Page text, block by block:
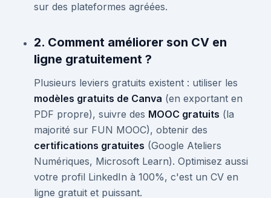
sur des plateformes agréées.
2. Comment améliorer son CV en
ligne gratuitement ?
Plusieurs leviers gratuits existent : utiliser les
modèles gratuits de Canva (en exportant en
PDF propre), suivre des MOOC gratuits (la
majorité sur FUN MOOC), obtenir des
certifications gratuites (Google Ateliers
Numériques, Microsoft Learn). Optimisez aussi
votre profil LinkedIn à 100%, c'est un CV en
ligne gratuit et puissant.